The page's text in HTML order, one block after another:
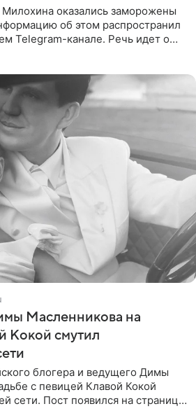
оказались заморожены
об этом распространил
Telegram-канале. Речь идет о
Масленникова на
Кокой смутил
блогера и ведущего Димы
с певицей Клавой Кокой
сети. Пост появился на странице